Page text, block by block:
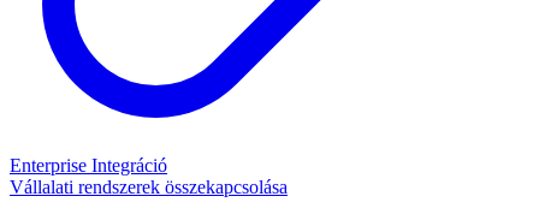
Enterprise Integráció
Vállalati rendszerek összekapcsolása